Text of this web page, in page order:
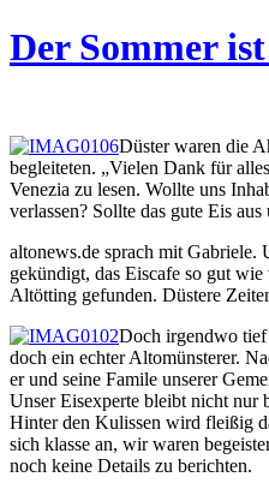
Der Sommer
Düster waren die
begleiteten. „Vielen Dank für
Venezia zu lesen. Wollte uns
verlassen? Sollte das gute Eis
altonews.de sprach mit Gabriele.
gekündigt, das Eiscafe so gut
Altötting gefunden. Düstere
Doch irgendwo tief
doch ein echter Altomünsterer.
er und seine Famile unserer
Unser Eisexperte bleibt nicht nur
Hinter den Kulissen wird fleißig
sich klasse an, wir waren
noch keine Details zu berichten.